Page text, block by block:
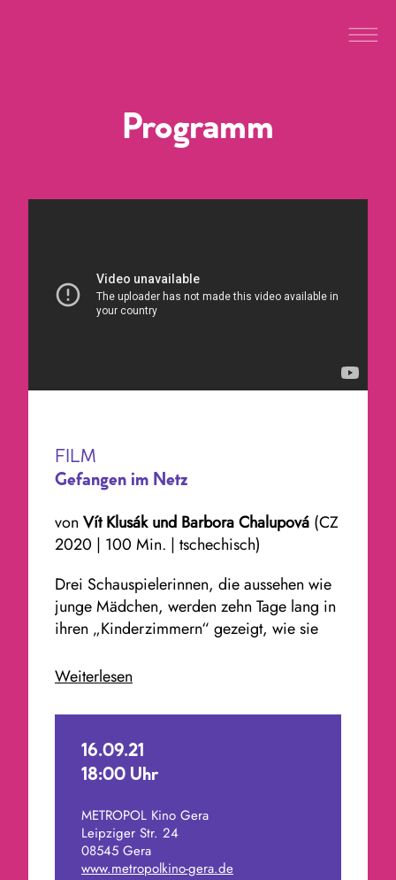
Programm
FILM
Gefangen im Netz
von Vít Klusák und Barbora Chalupová (CZ
2020 | 100 Min. | tschechisch)
Drei Schauspielerinnen, die aussehen wie
junge Mädchen, werden zehn Tage lang in
ihren „Kinderzimmern“ gezeigt, wie sie
Snapchat durch die sozialen Medien
2.500 Männern mit teilweise sehr
eindeutigen Absichten. Die meisten fragen
nach Sex am Bildschirm und schicken
explizite Fotos oder Links zu Pornoseiten.
Einige von ihnen versuchen, die Mädchen
zu erpressen.
Im Anschluss: Filmgespräch
Weiterlesen
16.09.21
18:00 Uhr
METROPOL Kino Gera
Leipziger Str. 24
08545 Gera
www.metropolkino-gera.de